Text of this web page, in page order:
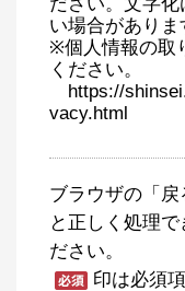
い場合がありま
※個人情報の取
ください。
https://
vacy.html
ブラウザの「
と正しく処理
ださい。
印は必須